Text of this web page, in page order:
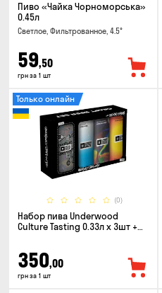
Пиво «Чайка Чорноморська»
0.45л
Светлое, Фильтрованное, 4.5°
59,50
грн за 1 шт
(0)
Только онлайн
Набор пива Underwood
Culture Tasting 0.33л x 3шт +
350,00
грн за 1 шт